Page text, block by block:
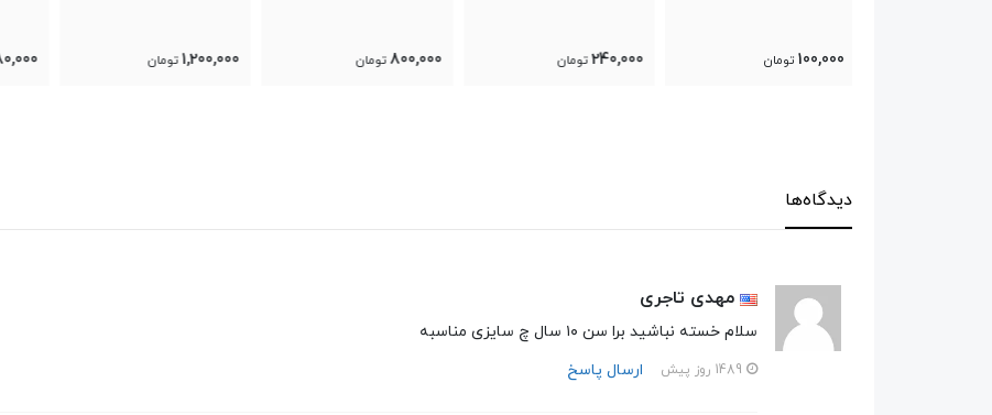
240,000 تومان 800,000 تومان 1,200,000 تومان 680,000 تومان
دیدگاه‌ها
مهدی تاجری
سلام خسته نباشید برا سن ۱۰ سال چ سایزی مناسبه
ارسال پاسخ